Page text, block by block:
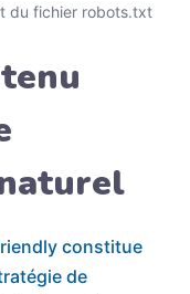
du fichier robots.txt
constitue
de